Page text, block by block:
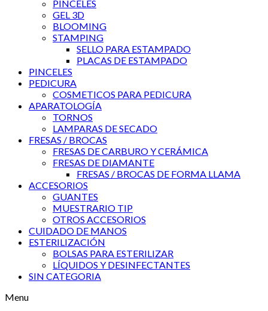
PINCELES
GEL 3D
BLOOMING
STAMPING
SELLO PARA ESTAMPADO
PLACAS DE ESTAMPADO
PINCELES
PEDICURA
COSMETICOS PARA PEDICURA
APARATOLOGÍA
TORNOS
LAMPARAS DE SECADO
FRESAS / BROCAS
FRESAS DE CARBURO Y CERÁMICA
FRESAS DE DIAMANTE
FRESAS / BROCAS DE FORMA LLAMA
ACCESORIOS
GUANTES
MUESTRARIO TIP
OTROS ACCESORIOS
CUIDADO DE MANOS
ESTERILIZACIÓN
BOLSAS PARA ESTERILIZAR
LÍQUIDOS Y DESINFECTANTES
SIN CATEGORIA
Menu